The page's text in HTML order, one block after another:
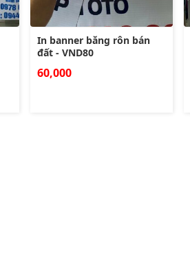
In banner băng rôn bán
đất - VND80
60,000